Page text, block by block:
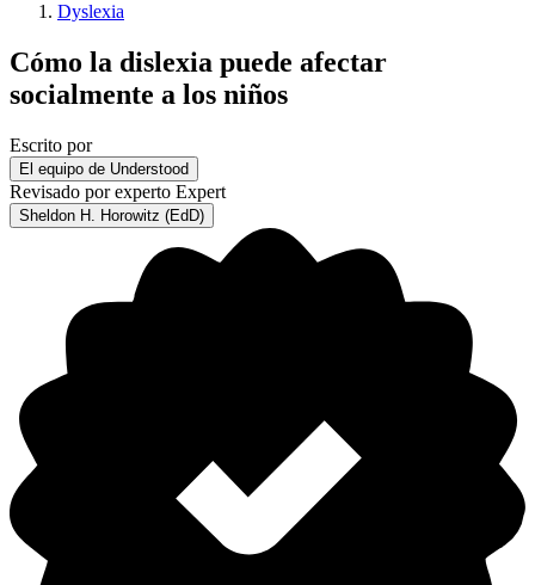
Dyslexia
Cómo la dislexia puede afectar
socialmente a los niños
Escrito por
El equipo de Understood
Revisado por experto Expert
Sheldon H. Horowitz (EdD)